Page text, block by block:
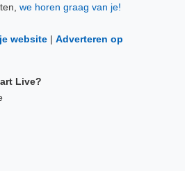
we horen graag van je!
website | Adverteren op
Live?